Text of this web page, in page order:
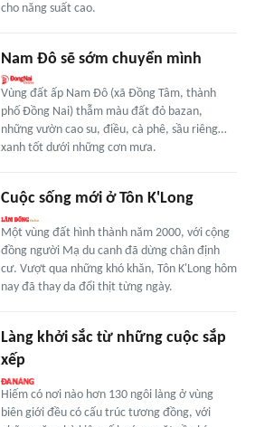
cho năng suất cao.
Nam Đô sẽ sớm chuyển mình
Vùng đất ấp Nam Đô (xã Đồng Tâm, thành
phố Đồng Nai) thẫm màu đất đỏ bazan,
những vườn cao su, điều, cà phê, sầu riêng…
xanh tốt dưới những cơn mưa.
Cuộc sống mới ở Tôn K'Long
Một vùng đất hình thành năm 2000, với cộng
đồng người Mạ du canh đã dừng chân định
cư. Vượt qua những khó khăn, Tôn K'Long hôm
nay đã thay da đổi thịt từng ngày.
Làng khởi sắc từ những cuộc sắp
xếp
Hiếm có nơi nào hơn 130 ngôi làng ở vùng
biên giới đều có cấu trúc tương đồng, với